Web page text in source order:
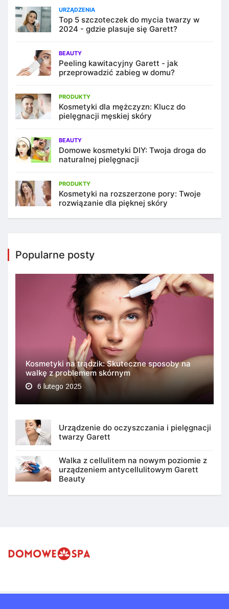
URZĄDZENIA
Top 5 szczoteczek do mycia twarzy w
2024 - gdzie plasuje się Garett?
BEAUTY
Peeling kawitacyjny Garett - jak
przeprowadzić zabieg w domu?
PRODUKTY
Kosmetyki dla mężczyzn: Klucz do
pielęgnacji męskiej skóry
BEAUTY
Domowe kosmetyki DIY: Twoja droga do
naturalnej pielęgnacji
PRODUKTY
Kosmetyki na rozszerzone pory: Twoje
rozwiązanie dla pięknej skóry
Popularne posty
Kosmetyki na trądzik: Skuteczne sposoby na
walkę z problemem skórnym
6 lutego 2025
Urządzenie do oczyszczania i pielęgnacji
twarzy Garett
Walka z cellulitem na nowym poziomie z
urządzeniem antycellulitowym Garett
Beauty